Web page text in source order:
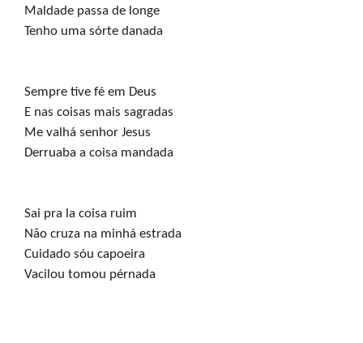
Maldade passa de longe
Tenho uma sórte danada
Sempre tive fé em Deus
E nas coisas mais sagradas
Me valhá senhor Jesus
Derruaba a coisa mandada
Sai pra la coisa ruim
Não cruza na minhá estrada
Cuidado sóu capoeira
Vacilou tomou pérnada